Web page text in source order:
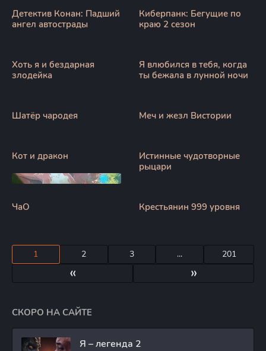
Детектив Конан: Падший
ангел автострады
Киберпанк: Бегущие по
краю 2 сезон
Хоть я и бездарная
злодейка
Я влюбился в тебя, когда
ты бежала в лунной ночи
Шатёр чародея Меч и жезл Вистории
Кот и дракон
Истинные чудотворные
рыцари
ЧаО Крестьянин 999 уровня
«
1 2 3 ... 201
»
СКОРО НА САЙТЕ
Я – легенда 2